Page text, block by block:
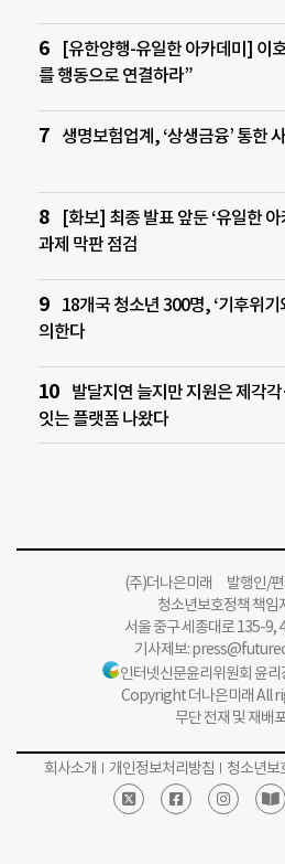
[유한양행-유일한 아카데미] 이
를 행동으로 연결하라”
생명보험업계, ‘상생금융’ 통한
[화보] 최종 발표 앞둔 ‘유일한
과제 막판 점검
18개국 청소년 300명, ‘기후위기
의한다
발달지연 늘지만 지원은 제각
잇는 플랫폼 나왔다
(주)더나은미래 발행인/
청소년보호정책 책임
서울 중구 세종대로 135-9,
기사제보:
인터넷신문윤리위원회 윤
Copyright 더나은미래 All
무단 전재 및 재배
회사소개 개인정보처리방침 청소년보